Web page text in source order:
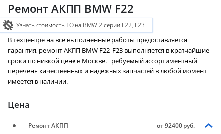
Ремонт АКПП BMW F22
Узнать стоимость ТО на BMW 2 серии F22, F23
В техцентре на все выполненные работы предоставляется
гарантия, ремонт АКПП BMW F22, F23 выполняется в кратчайшие
сроки по низкой цене в Москве. Требуемый ассортиментный
перечень качественных и надежных запчастей в любой момент
имеется в наличии.
Цена
Ремонт АКПП от 92400 руб.